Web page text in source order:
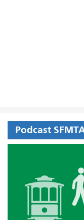
Podcast